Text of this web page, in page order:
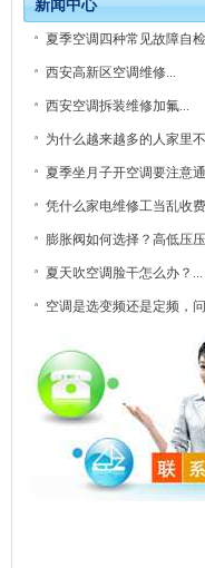
新闻中心
夏季空调四种常见故障自
西安高新区空调维修...
西安空调拆装维修加氟...
为什么越来越多的人家里
夏季坐月子开空调要注意通
凭什么家电维修工当乱收费
膨胀阀如何选择？高低压
夏天吹空调脸干怎么办？...
空调是选变频还是定频，